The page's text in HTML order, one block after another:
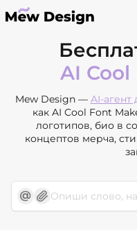
AI
Mew Design — AI-агент
как AI Cool Font
логотипов, био в
концептов мерча,